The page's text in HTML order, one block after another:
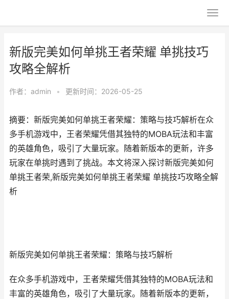
新版完美如何单挑王者荣耀 单挑技巧
攻略全解析
作者： admin • 更新时间：2026-05-25
摘要：新版完美如何单挑王者荣耀：策略与技巧解析在众
多手机游戏中，王者荣耀凭借其独特的MOBA玩法和丰富
的英雄角色，吸引了大量玩家。随着新版本的更新，许多
玩家在单挑时遇到了挑战。本文将深入探讨新版完美如何
单挑王者荣,新版完美如何单挑王者荣耀 单挑技巧攻略全解
析
新版完美如何单挑王者荣耀：策略与技巧解析
在众多手机游戏中，王者荣耀凭借其独特的MOBA玩法和
丰富的英雄角色，吸引了大量玩家。随着新版本的更新，